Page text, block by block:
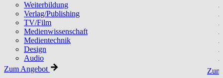
Weiterbildung
Verlag/Publishing
TV/Film
Medienwissenschaft
Medientechnik
Design
Audio
Zum Angebot